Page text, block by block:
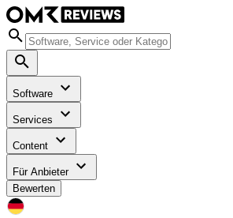
Software
Services
Content
Für Anbieter
Bewerten